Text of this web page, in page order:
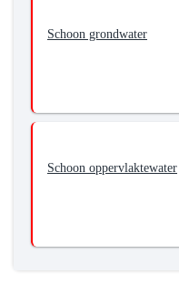
Schoon grondwater
Schoon oppervlaktewater